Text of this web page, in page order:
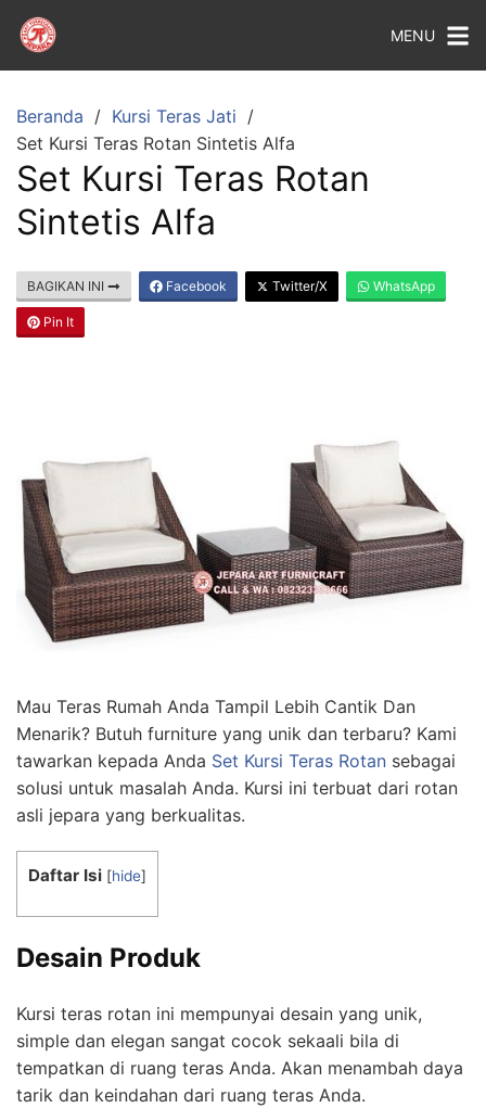
MENU
Beranda
Kursi Teras Jati
Set Kursi Teras Rotan Sintetis Alfa
Set Kursi Teras Rotan
Sintetis Alfa
BAGIKAN INI Facebook Twitter/X WhatsApp
Pin It
Mau Teras Rumah Anda Tampil Lebih Cantik Dan
Menarik? Butuh furniture yang unik dan terbaru? Kami
tawarkan kepada Anda Set Kursi Teras Rotan sebagai
solusi untuk masalah Anda. Kursi ini terbuat dari rotan
asli jepara yang berkualitas.
Daftar Isi [hide]
Desain Produk
Kursi teras rotan ini mempunyai desain yang unik,
simple dan elegan sangat cocok sekaali bila di
tempatkan di ruang teras Anda. Akan menambah daya
tarik dan keindahan dari ruang teras Anda.